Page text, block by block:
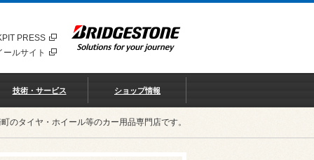
PRESS
ルサイト
技術・サービス ショップ情報
のタイヤ・ホイール等のカー用品専門店です。